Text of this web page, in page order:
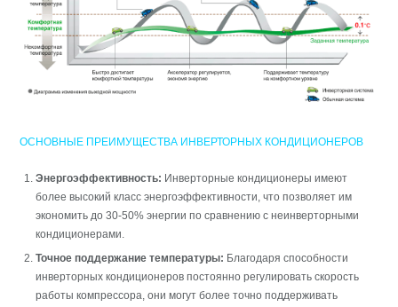
ОСНОВНЫЕ ПРЕИМУЩЕСТВА ИНВЕРТОРНЫХ КОНДИЦИОНЕРОВ
Энергоэффективность: Инверторные кондиционеры имеют
более высокий класс энергоэффективности, что позволяет им
экономить до 30-50% энергии по сравнению с неинверторными
кондиционерами.
Точное поддержание температуры: Благодаря способности
инверторных кондиционеров постоянно регулировать скорость
работы компрессора, они могут более точно поддерживать